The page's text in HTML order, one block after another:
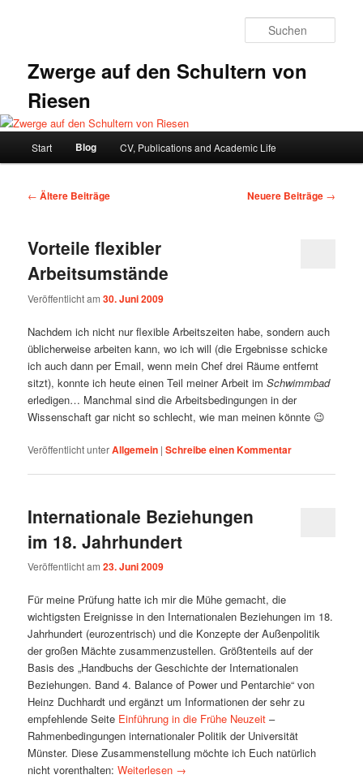
Zwerge auf den Schultern von
Riesen
Start Blog CV, Publications and Academic Life
Beitragsnavigation
← Ältere Beiträge Neuere Beiträge →
Vorteile flexibler
Arbeitsumstände
Veröffentlicht am30. Juni 2009
Nachdem ich nicht nur flexible Arbeitszeiten habe, sondern auch
üblicherweise arbeiten kann, wo ich will (die Ergebnisse schicke
ich auch dann per Email, wenn mein Chef drei Räume entfernt
sitzt), konnte ich heute einen Teil meiner Arbeit imSchwimmbad
erledigen… Manchmal sind die Arbeitsbedingungen in der
Wissenschaft gar nicht so schlecht, wie man meinen könnte 😉
Veröffentlicht unterAllgemein |Schreibe einen Kommentar
Internationale Beziehungen
im 18. Jahrhundert
Veröffentlicht am23. Juni 2009
Für meine Prüfung hatte ich mir die Mühe gemacht, die
wichtigsten Ereignisse in den Internationalen Beziehungen im 18.
Jahrhundert (eurozentrisch) und die Konzepte der Außenpolitik
der großen Mächte zusammenzustellen. Größtenteils auf der
Basis des „Handbuchs der Geschichte der Internationalen
Beziehungen. Band 4. Balance of Power und Pentarchie“ von
Heinz Duchhardt und ergänzt um Informationen der sehr zu
empfehlende Seite Einführung in die Frühe Neuzeit –
Rahmenbedingungen internationaler Politik der Universität
Münster. Diese Zusammenstellung möchte ich Euch natürlich
nicht vorenthalten:Weiterlesen →